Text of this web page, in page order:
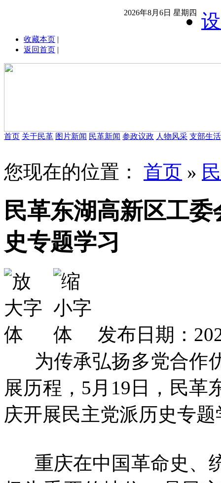
2026年8月6日 星期四
收藏本页 |
返回首页 |
首页 关于民革 图片新闻 民革新闻 参政议政 人物风采 支部生活
您现在的位置： 首页 »
民革东湖高新区工
史专题学习
发布日期：
为传承弘扬多党合作
展历程，5月19日，民革
庆开展民主党派历史专
重庆在中国革命史、